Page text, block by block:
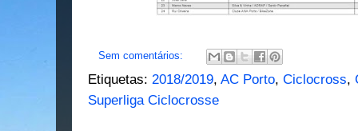
Sem comentários:
Etiquetas: 2018/2019, AC Porto, Ciclocross,
Superliga Ciclocrosse